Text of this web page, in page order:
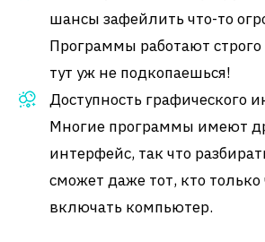
шансы зафейлить что-то
Программы работают
тут уж не подкопаешься!
Доступность графического
Многие программы имеют
интерфейс, так что
сможет даже тот, кто только
включать компьютер.